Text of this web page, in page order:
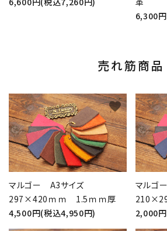
6,300
売れ筋商品
マルゴー A3サイズ
297×420ｍｍ 1.5ｍｍ厚
4,500円(税込4,950円)
favorite
マルゴ
2,000